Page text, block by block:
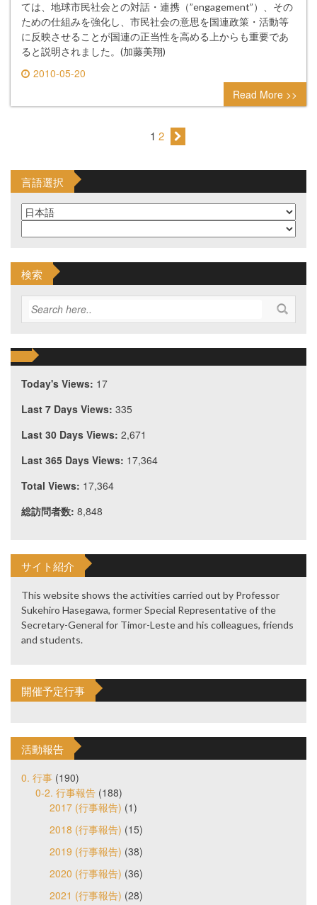
ては、地球市民社会との対話・連携（”engagement”）、その
ための仕組みを強化し、市民社会の意思を国連政策・活動等
に反映させることが国連の正当性を高める上からも重要であ
ると説明されました。(加藤美翔)
2010-05-20
0 comment
Read More >>
1 2
言語選択
検索
Today's Views: 17
Last 7 Days Views: 335
Last 30 Days Views: 2,671
Last 365 Days Views: 17,364
Total Views: 17,364
総訪問者数: 8,848
サイト紹介
This website shows the activities carried out by Professor
Sukehiro Hasegawa, former Special Representative of the
Secretary-General for Timor-Leste and his colleagues, friends
and students.
開催予定行事
活動報告
0. 行事 (190)
0-2. 行事報告 (188)
2017 (行事報告) (1)
2018 (行事報告) (15)
2019 (行事報告) (38)
2020 (行事報告) (36)
2021 (行事報告) (28)